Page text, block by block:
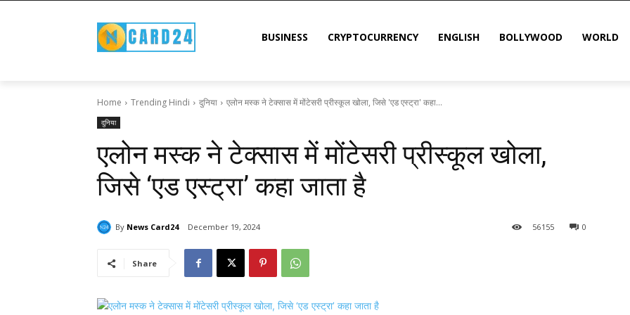
BUSINESS CRYPTOCURRENCY ENGLISH BOLLYWOOD WORLD
Home Trending Hindi दुनिया एलोन मस्क ने टेक्सास में मोंटेसरी प्रीस्कूल खोला, जिसे 'एड एस्ट्रा' कहा...
दुनिया
एलोन मस्क ने टेक्सास में मोंटेसरी प्रीस्कूल खोला,
जिसे ‘एड एस्ट्रा’ कहा जाता है
By News Card24 December 19, 2024 0
56155
Share